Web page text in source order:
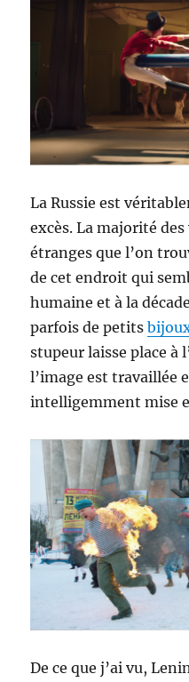
La Russie est
excès. La majorité
étranges que l’on
de cet endroit qui
humaine et à la
parfois de petits
stupeur laisse place à
l’image est travaillée
intelligemment mise
De ce que j’ai vu,